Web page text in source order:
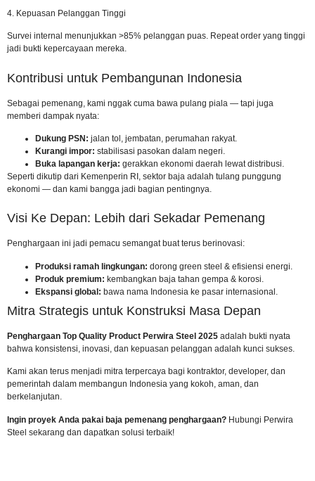
4. Kepuasan Pelanggan Tinggi
Survei internal menunjukkan >85% pelanggan puas. Repeat order yang tinggi
jadi bukti kepercayaan mereka.
Kontribusi untuk Pembangunan Indonesia
Sebagai pemenang, kami nggak cuma bawa pulang piala — tapi juga
memberi dampak nyata:
Dukung PSN: jalan tol, jembatan, perumahan rakyat.
Kurangi impor: stabilisasi pasokan dalam negeri.
Buka lapangan kerja: gerakkan ekonomi daerah lewat distribusi.
Seperti dikutip dari Kemenperin RI, sektor baja adalah tulang punggung
ekonomi — dan kami bangga jadi bagian pentingnya.
Visi Ke Depan: Lebih dari Sekadar Pemenang
Penghargaan ini jadi pemacu semangat buat terus berinovasi:
Produksi ramah lingkungan: dorong green steel & efisiensi energi.
Produk premium: kembangkan baja tahan gempa & korosi.
Ekspansi global: bawa nama Indonesia ke pasar internasional.
Mitra Strategis untuk Konstruksi Masa Depan
Penghargaan Top Quality Product Perwira Steel 2025 adalah bukti nyata
bahwa konsistensi, inovasi, dan kepuasan pelanggan adalah kunci sukses.
Kami akan terus menjadi mitra terpercaya bagi kontraktor, developer, dan
pemerintah dalam membangun Indonesia yang kokoh, aman, dan
berkelanjutan.
Ingin proyek Anda pakai baja pemenang penghargaan? Hubungi Perwira
Steel sekarang dan dapatkan solusi terbaik!